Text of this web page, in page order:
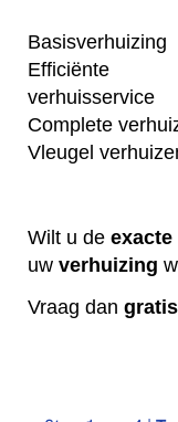
Basisverhuizing
Efficiënte
verhuisservice
Complete
Vleugel
Wilt u de exacte
uw verhuizing
Vraag dan gratis